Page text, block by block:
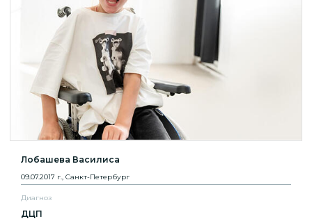
Лобашева Василиса
09.07.2017 г., Санкт-Петербург
Диагноз
ДЦП